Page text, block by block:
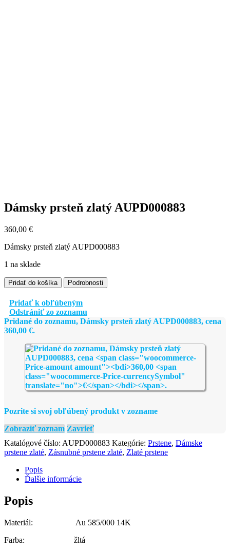
Dámsky prsteň zlatý AUPD000883
360,00 €
Dámsky prsteň zlatý AUPD000883
1 na sklade
množstvo
Dámsky
prsteň
zlatý
AUPD000883
Pridať do košíka Podrobnosti
Pridať k obľúbeným
Odstrániť zo zoznamu
Pridané do zoznamu, Dámsky prsteň zlatý AUPD000883, cena
360,00 €.
Pozrite si svoj obľúbený produkt v zozname
Zobraziť zoznam Zavrieť
Katalógové číslo: AUPD000883 Kategórie: Prstene, Dámske
prstene zlaté, Zásnubné prstene zlaté, Zlaté prstene
Popis
Ďalšie informácie
Popis
Materiál: Au 585/000 14K
Farba: žltá